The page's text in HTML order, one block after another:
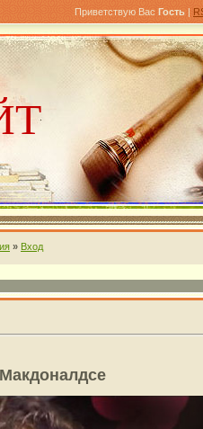
Приветствую Вас Гость |
» Вход